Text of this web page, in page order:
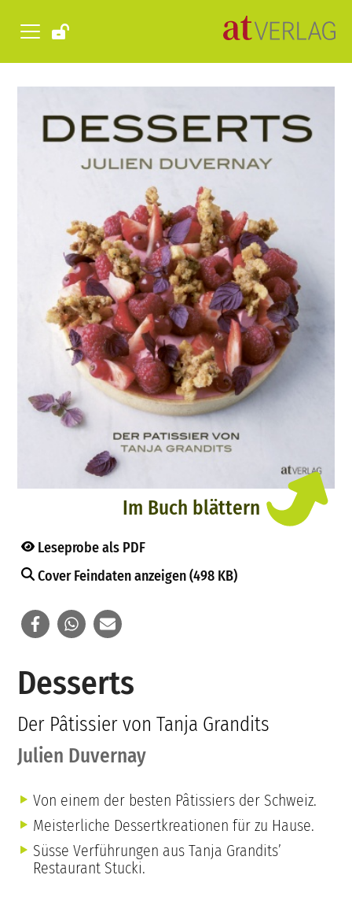
Im Buch blättern
Leseprobe als PDF
Cover Feindaten anzeigen (498 KB)
Desserts
Der Pâtissier von Tanja Grandits
Julien Duvernay
Von einem der besten Pâtissiers der Schweiz.
Meisterliche Dessertkreationen für zu Hause.
Süsse Verführungen aus Tanja Grandits’
Restaurant Stucki.